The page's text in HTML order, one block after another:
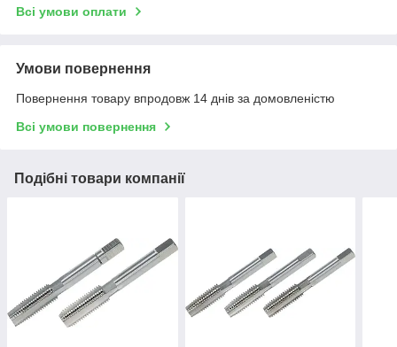
Всі умови оплати
Умови повернення
Повернення товару впродовж 14 днів за домовленістю
Всі умови повернення
Подібні товари компанії